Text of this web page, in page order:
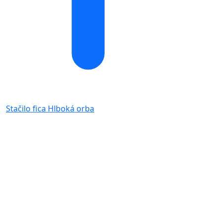
Stačilo fica Hlboká orba